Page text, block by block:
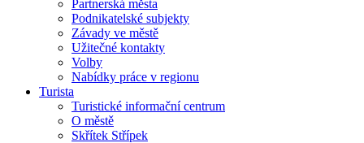
Partnerská města
Podnikatelské subjekty
Závady ve městě
Užitečné kontakty
Volby
Nabídky práce v regionu
Turista
Turistické informační centrum
O městě
Skřítek Střípek